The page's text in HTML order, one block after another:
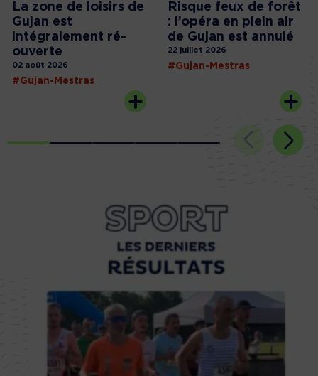
La zone de loisirs de
Gujan est
intégralement ré-
ouverte
02 août 2026
#Gujan-Mestras
Risque feux de forêt
: l’opéra en plein air
de Gujan est annulé
22 juillet 2026
#Gujan-Mestras